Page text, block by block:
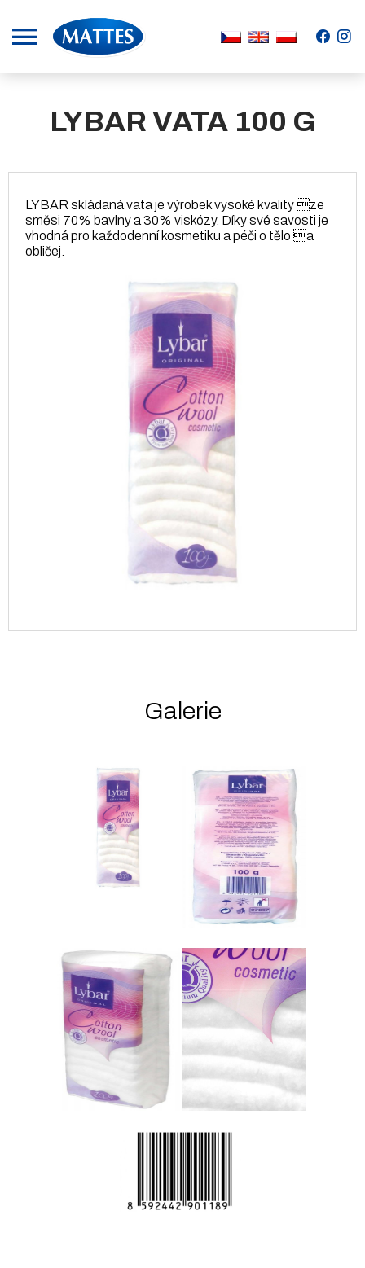
LYBAR VATA 100 G
LYBAR skládaná vata je výrobek vysoké kvality ze
směsi 70% bavlny a 30% viskózy. Díky své savosti je
vhodná pro každodenní kosmetiku a péči o tělo a
obličej.
Galerie